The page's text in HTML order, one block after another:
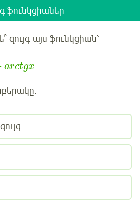
ֆունկցիաներ
զույգ այս ֆունկցիան՝
⋅ arctgx